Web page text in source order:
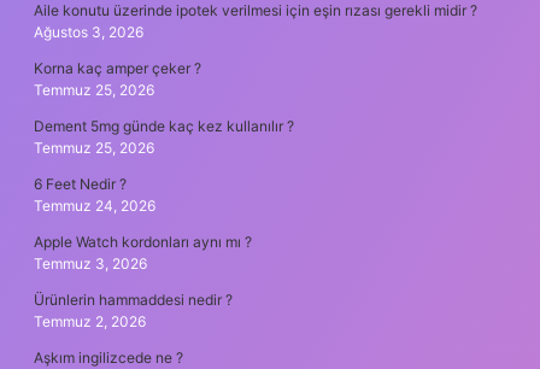
Aile konutu üzerinde ipotek verilmesi için eşin rızası gerekli midir ?
Ağustos 3, 2026
Korna kaç amper çeker ?
Temmuz 25, 2026
Dement 5mg günde kaç kez kullanılır ?
Temmuz 25, 2026
6 Feet Nedir ?
Temmuz 24, 2026
Apple Watch kordonları aynı mı ?
Temmuz 3, 2026
Ürünlerin hammaddesi nedir ?
Temmuz 2, 2026
Aşkım ingilizcede ne ?